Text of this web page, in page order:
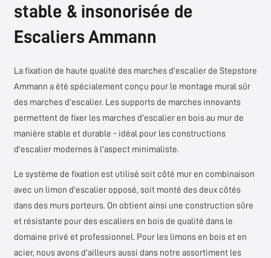
stable & insonorisée de
Escaliers Ammann
La fixation de haute qualité des marches d'escalier de Stepstore
Ammann a été spécialement conçu pour le montage mural sûr
des marches d'escalier. Les supports de marches innovants
permettent de fixer les marches d'escalier en bois au mur de
manière stable et durable - idéal pour les constructions
d'escalier modernes à l'aspect minimaliste.
Le système de fixation est utilisé soit côté mur en combinaison
avec un limon d'escalier opposé, soit monté des deux côtés
dans des murs porteurs. On obtient ainsi une construction sûre
et résistante pour des escaliers en bois de qualité dans le
domaine privé et professionnel. Pour les limons en bois et en
acier, nous avons d'ailleurs aussi dans notre assortiment les